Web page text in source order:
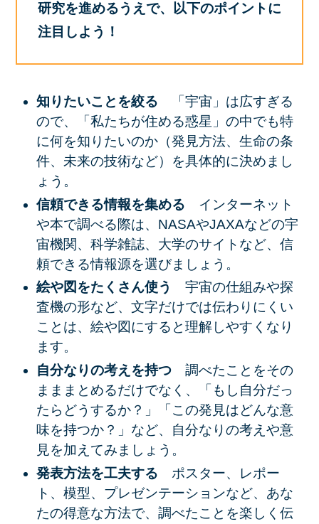
研究を進めるうえで、以下のポイントに
注目しよう！
知りたいことを絞る
「宇宙」は広すぎる
ので、「私たちが住める惑星」の中でも特
に何を知りたいのか（発見方法、生命の条
件、未来の技術など）を具体的に決めまし
ょう。
信頼できる情報を集める インターネット
や本で調べる際は、NASAやJAXAなどの宇
宙機関、科学雑誌、大学のサイトなど、信
頼できる情報源を選びましょう。
絵や図をたくさん使う 宇宙の仕組みや探
査機の形など、文字だけでは伝わりにくい
ことは、絵や図にすると理解しやすくなり
ます。
自分なりの考えを持つ 調べたことをその
まままとめるだけでなく、「もし自分だっ
たらどうするか？」「この発見はどんな意
味を持つか？」など、自分なりの考えや意
見を加えてみましょう。
発表方法を工夫する ポスター、レポー
ト、模型、プレゼンテーションなど、あな
たの得意な方法で、調べたことを楽しく伝